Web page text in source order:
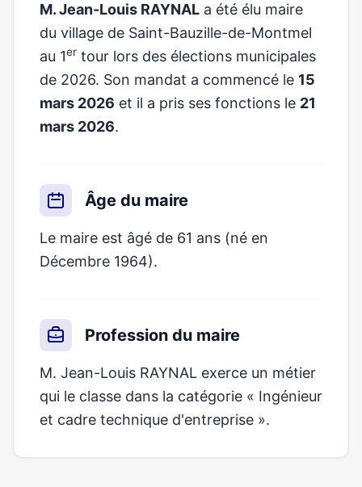
M. Jean-Louis RAYNAL a été élu maire
du village de Saint-Bauzille-de-Montmel
au 1er tour lors des élections municipales
de 2026. Son mandat a commencé le 15
mars 2026 et il a pris ses fonctions le 21
mars 2026.
Âge du maire
Le maire est âgé de 61 ans (né en
Décembre 1964).
Profession du maire
M. Jean-Louis RAYNAL exerce un métier
qui le classe dans la catégorie « Ingénieur
et cadre technique d'entreprise ».